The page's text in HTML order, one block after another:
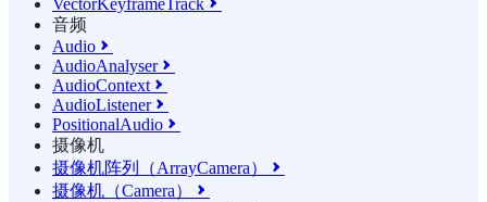
VectorKeyframeTrack
音频
Audio 
AudioAnalyser
AudioContext 
AudioListener
PositionalAudio 
摄像机
摄像机阵列（ArrayCamera）

摄像机（Camera） 